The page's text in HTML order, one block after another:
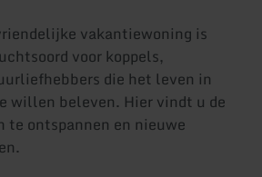
vakantiewoning is
voor koppels,
die het leven in
willen beleven. Hier vindt u de
te ontspannen en nieuwe